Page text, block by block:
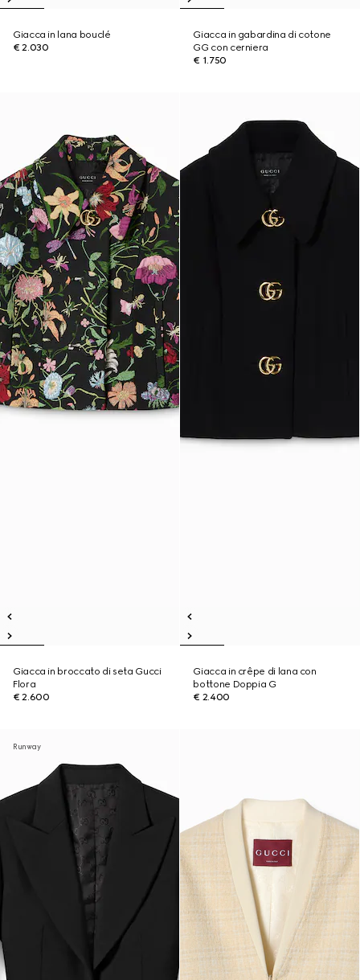
Giacca in lana bouclé
€ 2.030
Giacca in gabardina di cotone
GG con cerniera
€ 1.750
Giacca in broccato di seta Gucci
Flora
€ 2.600
Giacca in crêpe di lana con
bottone Doppia G
€ 2.400
Runway